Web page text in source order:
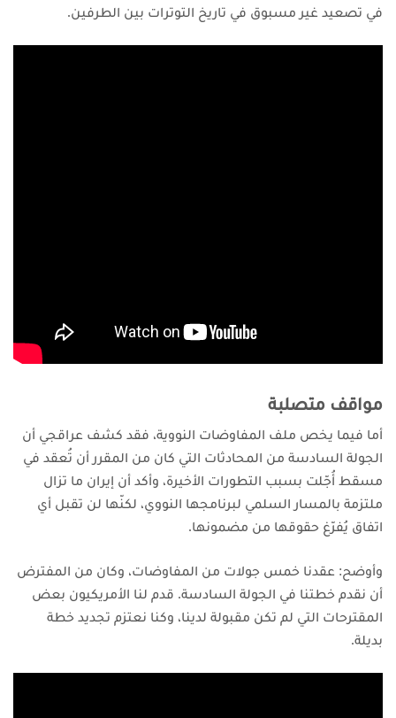
في تصعيد غير مسبوق في تاريخ التوترات بين الطرفين.
مواقف متصلبة
أما فيما يخص ملف المفاوضات النووية، فقد كشف عراقجي أن
الجولة السادسة من المحادثات التي كان من المقرر أن تُعقد في
مسقط أُجّلت بسبب التطورات الأخيرة، وأكد أن إيران ما تزال
ملتزمة بالمسار السلمي لبرنامجها النووي، لكنّها لن تقبل أي
اتفاق يُفرّغ حقوقها من مضمونها.
وأوضح: عقدنا خمس جولات من المفاوضات، وكان من المفترض
أن نقدم خطتنا في الجولة السادسة. قدم لنا الأمريكيون بعض
المقترحات التي لم تكن مقبولة لدينا، وكنا نعتزم تجديد خطة
بديلة.